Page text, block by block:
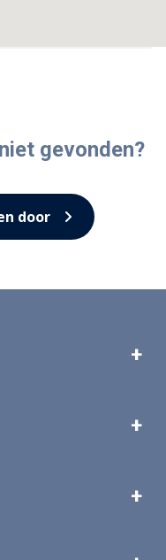
gevonden?
door